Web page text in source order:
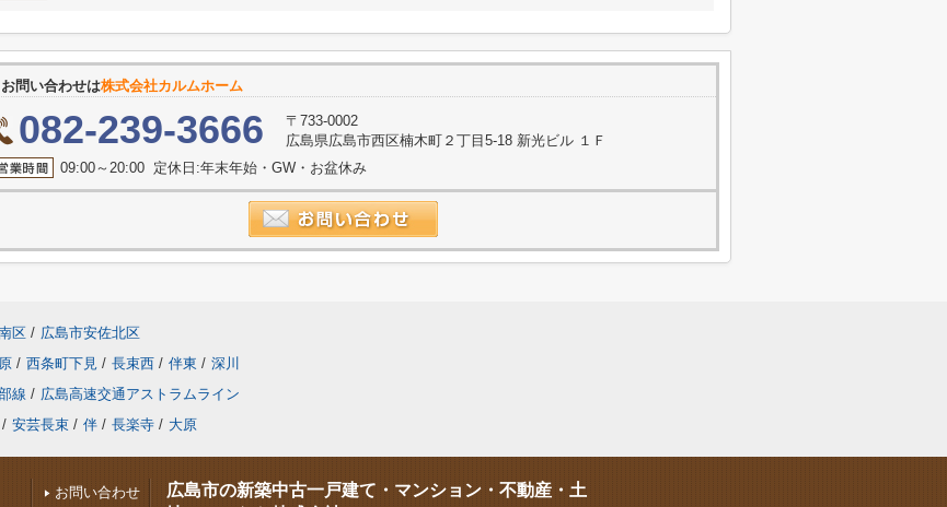
お問い合わせは株式会社カルムホーム
082-239-3666
〒733-0002
広島県広島市西区楠木町２丁目5-18 新光ビル １Ｆ
09:00～20:00 定休日:年末年始・GW・お盆休み
区 / 広島市安佐北区
/ 西条町下見 / 長束西 / 伴東 / 深川
線 / 広島高速交通アストラムライン
/ 安芸長束 / 伴 / 長楽寺 / 大原
お問い合わせ
広島市の新築中古一戸建て・マンション・不動産・土